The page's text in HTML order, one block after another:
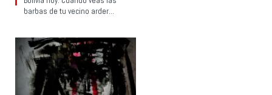
barbas de tu vecino arder…